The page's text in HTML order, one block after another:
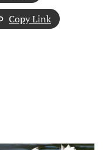
Copy Link